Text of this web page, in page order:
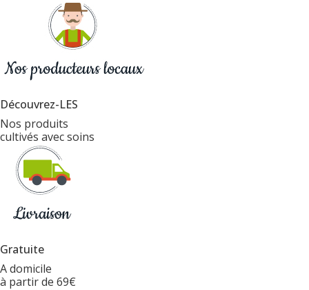
Découvrez-LES
Nos produits
cultivés avec soins
Gratuite
A domicile
à partir de 69€